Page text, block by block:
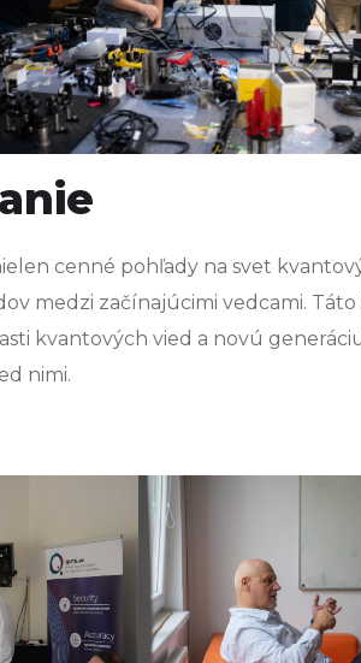
cenné pohľady na svet
medzi začínajúcimi vedcami. Táto
kvantových vied a novú
nimi.